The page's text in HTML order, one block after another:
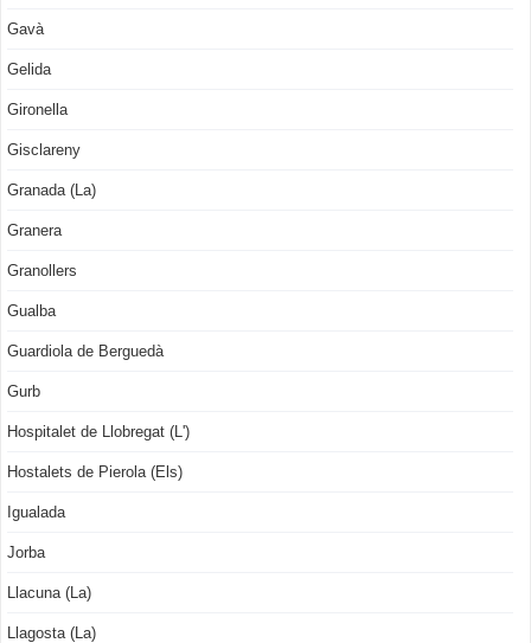
Gavà
Gelida
Gironella
Gisclareny
Granada (La)
Granera
Granollers
Gualba
Guardiola de Berguedà
Gurb
Hospitalet de Llobregat (L')
Hostalets de Pierola (Els)
Igualada
Jorba
Llacuna (La)
Llagosta (La)